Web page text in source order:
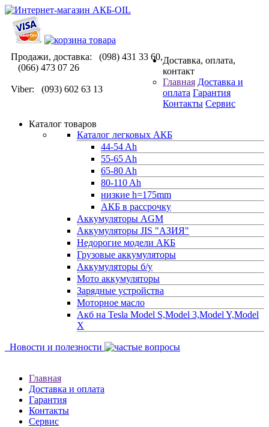
Продажи, доставка: (098) 431 33 60,
(066) 473 07 26
Viber: (093) 602 63 13
Доставка, оплата,
контакт
Главная Доставка и
оплата Гарантия
Контакты Сервис
Каталог товаров
Каталог легковых АКБ
44-54 Ah
55-65 Ah
65-80 Ah
80-110 Ah
низкие h=175mm
АКБ в рассрочку
Аккумуляторы AGM
Аккумуляторы JIS "АЗИЯ"
Недорогие модели АКБ
Грузовые аккумуляторы
Аккумуляторы б/у
Мото аккумуляторы
Зарядные устройства
Моторное масло
Акб на Tesla Model S,Model 3,Model Y,Model
X
Новости и полезности
Главная
Доставка и оплата
Гарантия
Контакты
Сервис